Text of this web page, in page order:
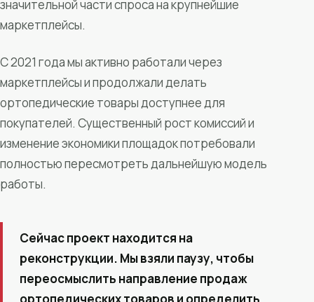
значительной части спроса на крупнейшие
маркетплейсы.
С 2021 года мы активно работали через
маркетплейсы и продолжали делать
ортопедические товары доступнее для
покупателей. Существенный рост комиссий и
изменение экономики площадок потребовали
полностью пересмотреть дальнейшую модель
работы.
Сейчас проект находится на
реконструкции. Мы взяли паузу, чтобы
переосмыслить направление продаж